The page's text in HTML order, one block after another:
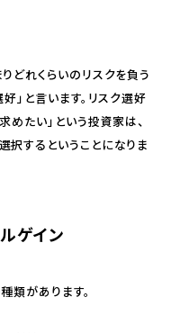
どれくらいのリスクを負う
」と言います。リスク選好
めたい」という投資家は、
択するということになりま
ゲイン
類があります。